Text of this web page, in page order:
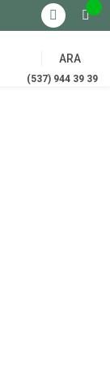
ARA
(537) 944 39 39